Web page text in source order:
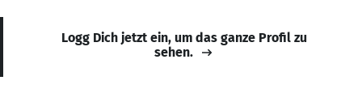
Logg Dich jetzt ein, um das ganze Profil zu
sehen.